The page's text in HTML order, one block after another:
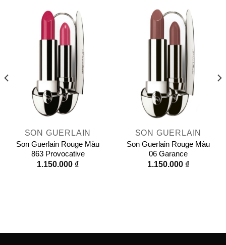
SON GUERLAIN
Son Guerlain Rouge Màu
863 Provocative
1.150.000 ₫
SON GUERLAIN
Son Guerlain Rouge Màu
06 Garance
1.150.000 ₫